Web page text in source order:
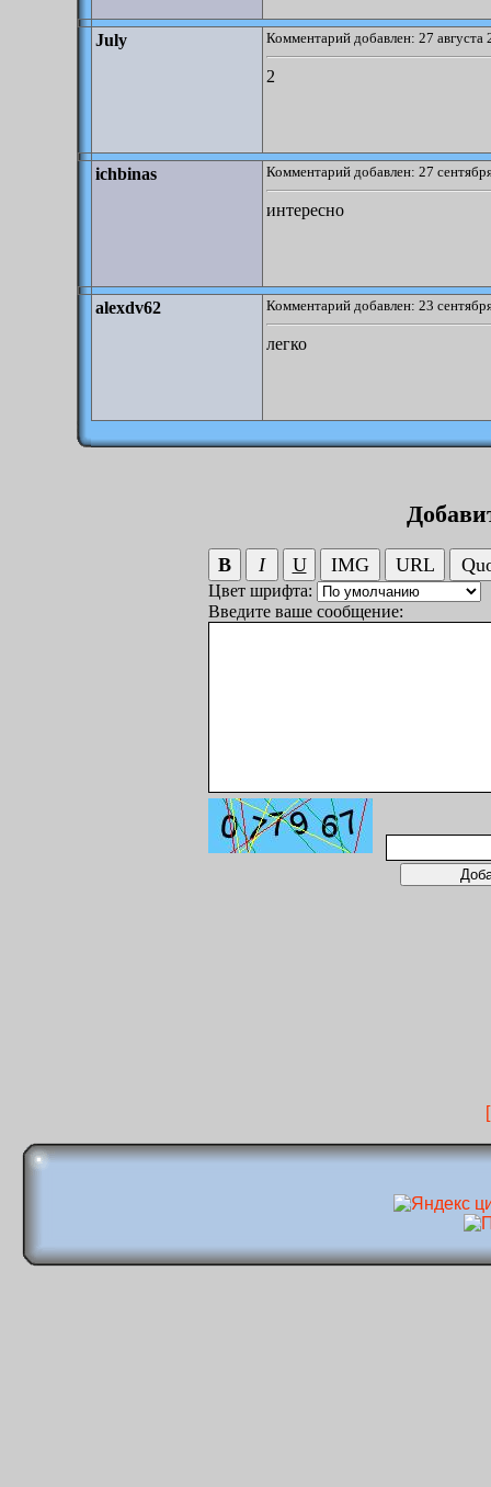
July Комментарий добавлен: 27 августа
2
ichbinas Комментарий добавлен: 27
интересно
alexdv62 Комментарий добавлен: 23
легко
Цвет шрифта:
Введите ваше сообщение: